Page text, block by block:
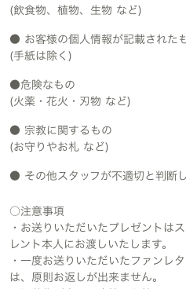
(飲食物、植物、生物 など)
● お客様の個人情報が記載された
(手紙は除く)
●危険なもの
(火薬・花火・刃物 など)
● 宗教に関するもの
(お守りやお札 など)
● その他スタッフが不適切と判断
○注意事項
・お送りいただいたプレゼントは
レント本人にお渡しいたします。
・一度お送りいただいたファンレ
は、原則お返しが出来ません。